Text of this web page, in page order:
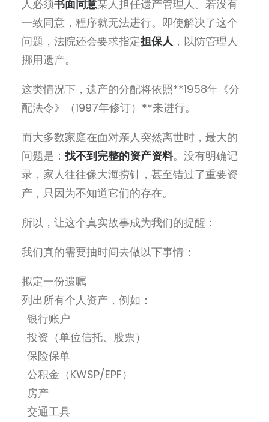
人必须书面同意某人担任遗产管理人。若没有
一致同意，程序就无法进行。即使解决了这个
问题，法院还会要求指定担保人，以防管理人
挪用遗产。
这类情况下，遗产的分配将依照**1958年《分
配法令》（1997年修订） **来进行。
而大多数家庭在面对亲人突然离世时，最大的
问题是 ： 找不到完整的资产资料。没有明确记
录，家人往往像大海捞针，甚至错过了重要资
产，只因为不知道它们的存在。
所以， 让这个真实故事成为我们的提醒 ：
我们真的需要抽时间去做以下事情 ：
拟定一份遗嘱
列出所有个人资产，例如 ：
银行账户
投资（单位信托、股票）
保险保单
公积金（KWSP/EPF）
房产
交通工具